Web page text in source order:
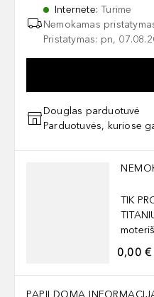
Internete:Turime
Nemokamas
Pristatymas: pn,
Douglas parduotuvė
Parduotuvės, kuriose
Praleisti slankiklį
TIK
0,00 €
PAPILDOMA